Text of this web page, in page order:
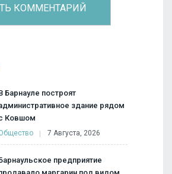
Барнауле построят
здание рядом
Ковшом
7 Августа, 2026
предприятие